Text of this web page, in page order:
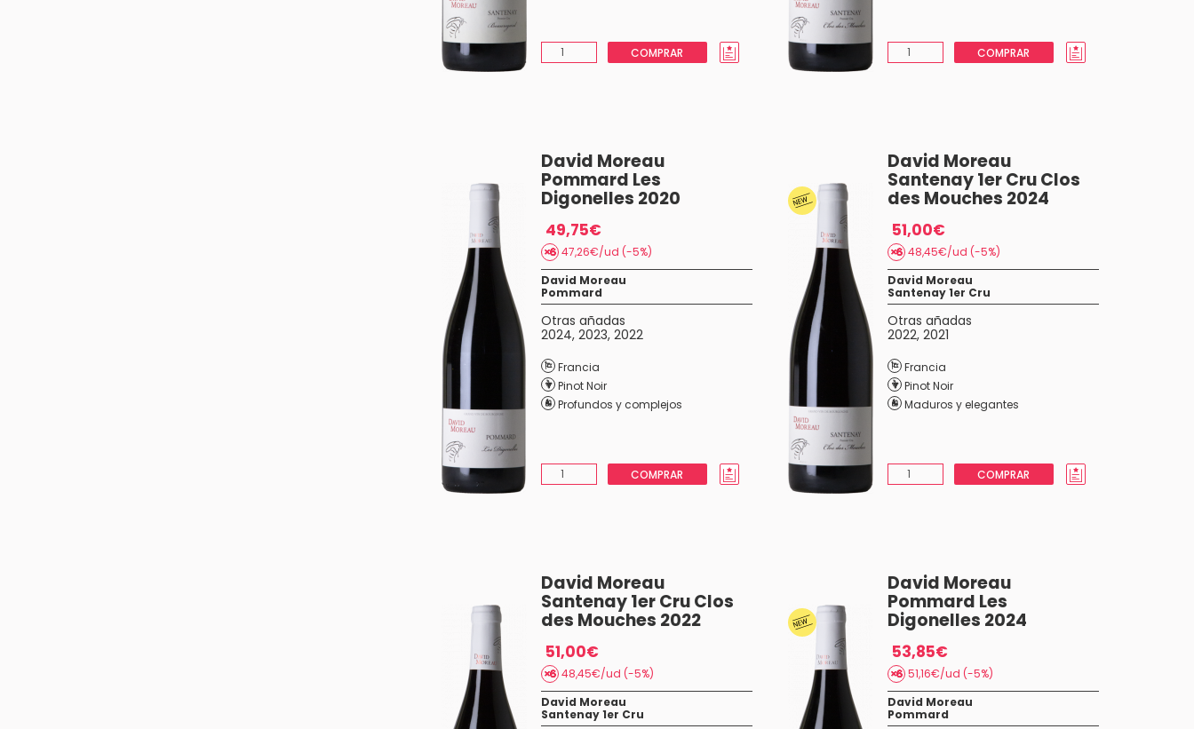
COMPRAR COMPRAR
David Moreau
Pommard Les
Digonelles 2020
49,75€
47,26€/ud (-5%)
David Moreau
Pommard
Otras añadas
2024, 2023, 2022
Francia
Pinot Noir
Profundos y complejos
COMPRAR
David Moreau
Santenay 1er Cru Clos
des Mouches 2024
51,00€
48,45€/ud (-5%)
David Moreau
Santenay 1er Cru
Otras añadas
2022, 2021
Francia
Pinot Noir
Maduros y elegantes
COMPRAR
David Moreau
Santenay 1er Cru Clos
des Mouches 2022
51,00€
48,45€/ud (-5%)
David Moreau
Santenay 1er Cru
David Moreau
Pommard Les
Digonelles 2024
53,85€
51,16€/ud (-5%)
David Moreau
Pommard